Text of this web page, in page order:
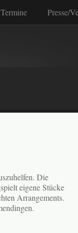
Termine Presse/
Die
spielt eigene Stücke
Arrangements.